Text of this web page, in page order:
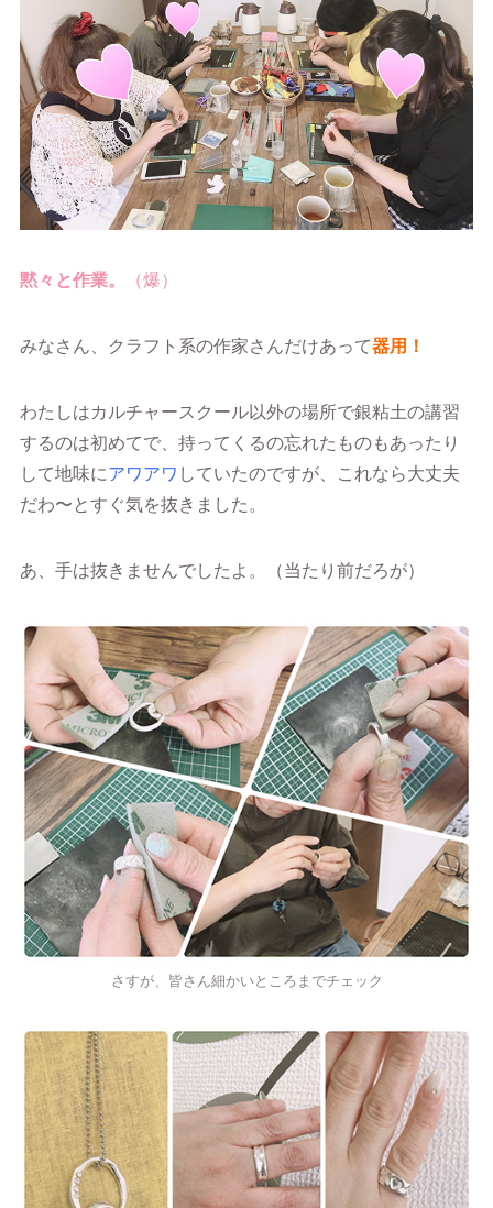
黙々と作業。 （爆）
みなさん、クラフト系の作家さんだけあって器用！
わたしはカルチャースクール以外の場所で銀粘土の講習
するのは初めてで、持ってくるの忘れたものもあったり
して地味にアワアワ していたのですが、これなら大丈夫
だわ〜とすぐ気を抜きました。
あ、手は抜きませんでしたよ。（当たり前だろが）
さすが、皆さん細かいところまでチェック